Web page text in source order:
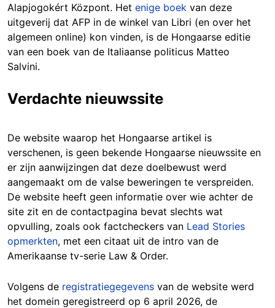
Alapjogokért Központ. Het enige boek van deze
uitgeverij dat AFP in de winkel van Libri (en over het
algemeen online) kon vinden, is de Hongaarse editie
van een boek van de Italiaanse politicus Matteo
Salvini.
Verdachte nieuwssite
De website waarop het Hongaarse artikel is
verschenen, is geen bekende Hongaarse nieuwssite en
er zijn aanwijzingen dat deze doelbewust werd
aangemaakt om de valse beweringen te verspreiden.
De website heeft geen informatie over wie achter de
site zit en de contactpagina bevat slechts wat
opvulling, zoals ook factcheckers van Lead Stories
opmerkten, met een citaat uit de intro van de
Amerikaanse tv-serie Law & Order.
Volgens de registratiegegevens van de website werd
het domein geregistreerd op 6 april 2026, de